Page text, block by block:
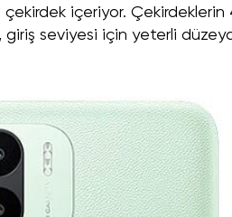
içeriyor. Çekirdeklerin
giriş seviyesi için yeterli